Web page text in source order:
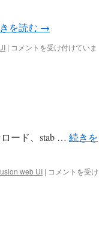
を読む →
| Counterfeit-
コメントを受け付けていま
ード、stab … 続きを
web UI | 激
コメントを受け